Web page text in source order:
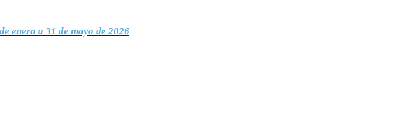
enero a 31 de mayo de 2026